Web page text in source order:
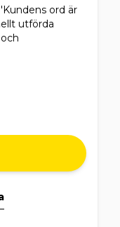
ord är
utförda